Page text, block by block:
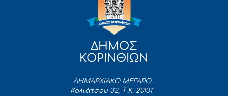
ΔΗΜΟΣ
ΚΟΡΙΝΘΙΩΝ
ΔΗΜΑΡΧΙΑΚΟ ΜΕΓΑΡΟ
Κολιάτσου 32, Τ.Κ. 20131